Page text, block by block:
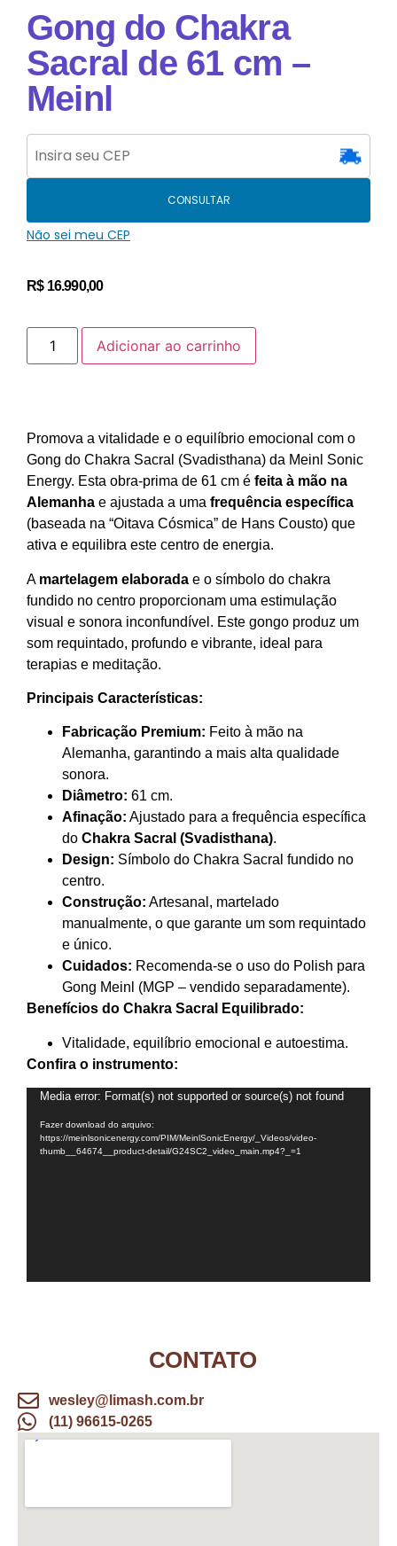
Gong do Chakra
Sacral de 61 cm –
Meinl
CONSULTAR
Não sei meu CEP
R$16.990,00
Adicionar ao carrinho
Promova a vitalidade e o equilíbrio emocional com o
Gong do Chakra Sacral (Svadisthana) da Meinl Sonic
Energy. Esta obra-prima de 61 cm é feita à mão na
Alemanha e ajustada a uma frequência específica
(baseada na “Oitava Cósmica” de Hans Cousto) que
ativa e equilibra este centro de energia.
A martelagem elaborada e o símbolo do chakra
fundido no centro proporcionam uma estimulação
visual e sonora inconfundível. Este gongo produz um
som requintado, profundo e vibrante, ideal para
terapias e meditação.
Principais Características:
Fabricação Premium: Feito à mão na
Alemanha, garantindo a mais alta qualidade
sonora.
Diâmetro: 61 cm.
Afinação: Ajustado para a frequência específica
do Chakra Sacral (Svadisthana).
Design: Símbolo do Chakra Sacral fundido no
centro.
Construção: Artesanal, martelado
manualmente, o que garante um som requintado
e único.
Cuidados: Recomenda-se o uso do Polish para
Gong Meinl (MGP – vendido separadamente).
Benefícios do Chakra Sacral Equilibrado:
Vitalidade, equilíbrio emocional e autoestima.
Confira o instrumento:
Tocador
de
vídeo
Media error: Format(s) not supported or source(s) not found
Fazer download do arquivo:
https://meinlsonicenergy.com/PIM/MeinlSonicEnergy/_Videos/video-
thumb__64674__product-detail/G24SC2_video_main.mp4?_=1
CONTATO
wesley@limash.com.br
(11) 96615-0265